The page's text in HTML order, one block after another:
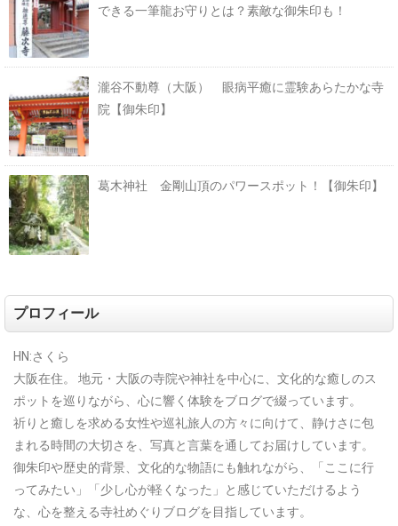
できる一筆龍お守りとは？素敵な御朱印も！
瀧谷不動尊（大阪） 眼病平癒に霊験あらたかな寺
院【御朱印】
葛木神社 金剛山頂のパワースポット！【御朱印】
プロフィール
HN:さくら
大阪在住。
地元・大阪の寺院や神社を中心に、文化的な癒しのス
ポットを巡りながら、心に響く体験をブログで綴っています。
祈りと癒しを求める女性や巡礼旅人の方々に向けて、静けさに包
まれる時間の大切さを、写真と言葉を通してお届けしています。
御朱印や歴史的背景、文化的な物語にも触れながら、「ここに行
ってみたい」「少し心が軽くなった」と感じていただけるよう
な、心を整える寺社めぐりブログを目指しています。